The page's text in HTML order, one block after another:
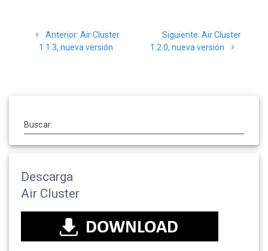
Anterior: Air Cluster
1.1.3, nueva versión
Siguiente: Air Cluster
1.2.0, nueva versión
Buscar:
Descarga
Air Cluster